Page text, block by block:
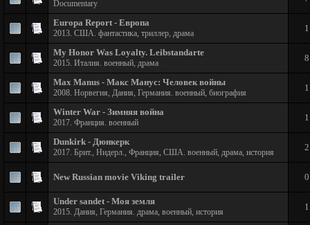
Documentary
Europa Report - Европа
2013. США. фантастика, триллер, драма 1
My Honor Was Loyalty. Leibstandarte
2015. Италия. военный, драма 8
Max Manus - Макс Манус: Человек войны
2008. Норвегия, Дания, Германия. военный, биография 1
Winter War - Зимняя война
2017. Франция. военный 1
Dunkirk - Дюнкерк
2017. Брит., Нидерл., Франция, США. военный, драма, история 2
New Russian movie Viking trailer 0
Under sandet - Моя земля
2015. Дания, Германия. драма, военный, история 1